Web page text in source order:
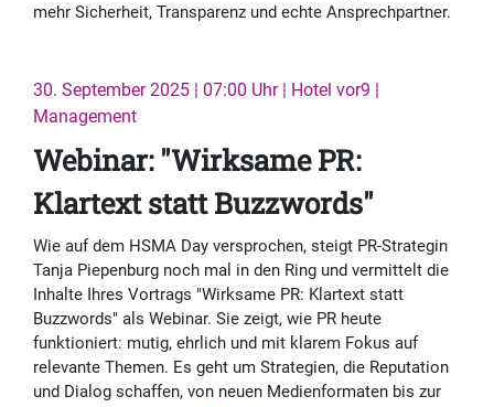
mehr Sicherheit, Transparenz und echte Ansprechpartner.
30. September 2025 | 07:00 Uhr | Hotel vor9 |
Management
Webinar: "Wirksame PR:
Klartext statt Buzzwords"
Wie auf dem HSMA Day versprochen, steigt PR-Strategin
Tanja Piepenburg noch mal in den Ring und vermittelt die
Inhalte Ihres Vortrags "Wirksame PR: Klartext statt
Buzzwords" als Webinar. Sie zeigt, wie PR heute
funktioniert: mutig, ehrlich und mit klarem Fokus auf
relevante Themen. Es geht um Strategien, die Reputation
und Dialog schaffen, von neuen Medienformaten bis zur